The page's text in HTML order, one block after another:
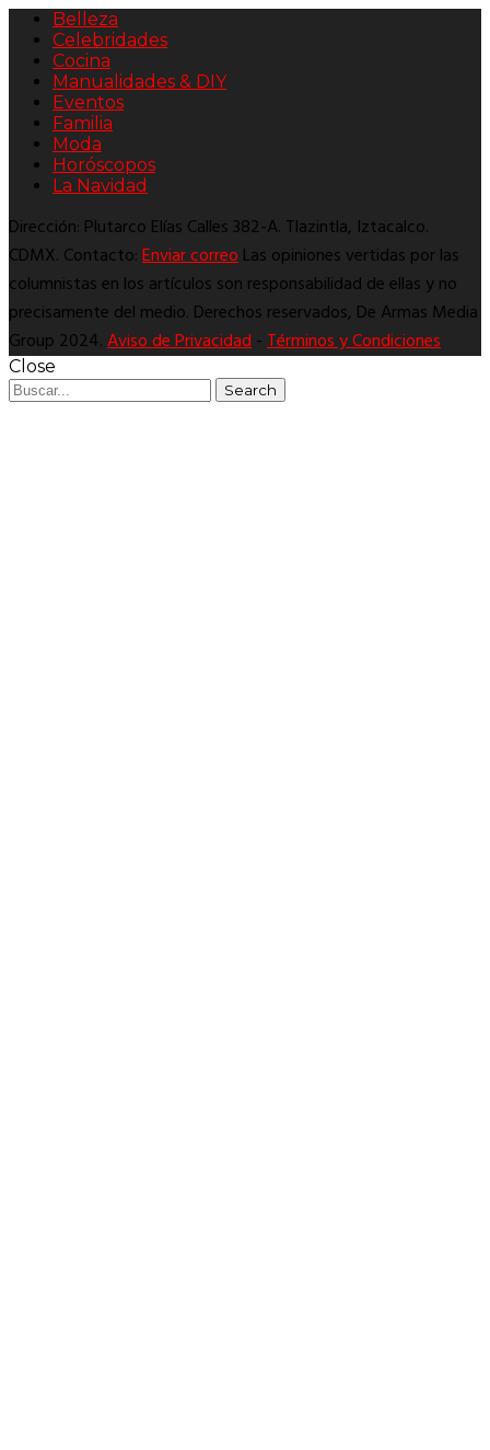
Belleza
Celebridades
Cocina
Manualidades & DIY
Eventos
Familia
Moda
Horóscopos
La Navidad
Dirección: Plutarco Elías Calles 382-A. Tlazintla, Iztacalco.
CDMX. Contacto:Enviar correoLas opiniones vertidas por las
columnistas en los artículos son responsabilidad de ellas y no
precisamente del medio. Derechos reservados, De Armas Media
Group 2024.Aviso de Privacidad-Términos y Condiciones
Close